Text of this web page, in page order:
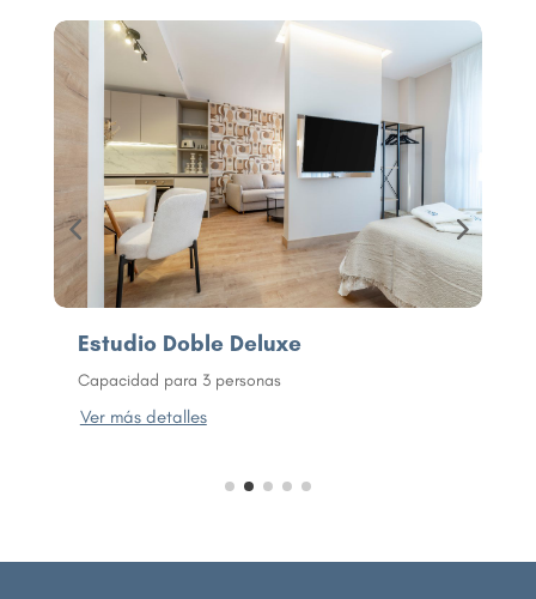
Estudio Doble Deluxe
Capacidad para 3 personas
Ver más detalles